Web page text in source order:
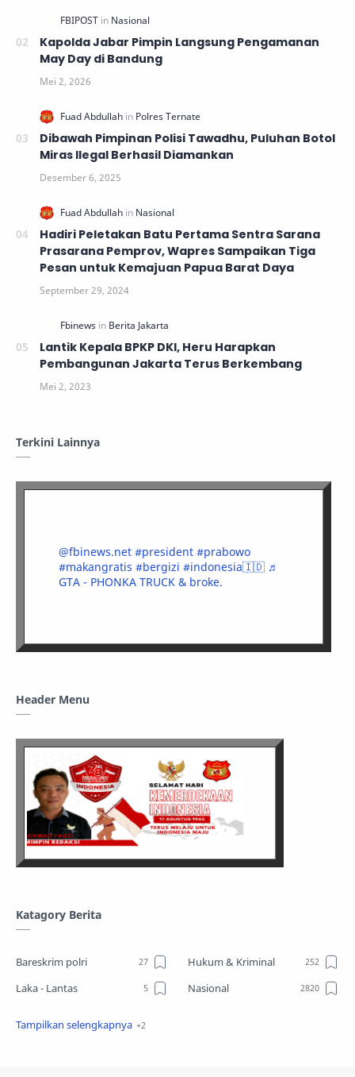
Kapolda Jabar Pimpin Langsung Pengamanan
May Day di Bandung
Dibawah Pimpinan Polisi Tawadhu, Puluhan Botol
Miras Ilegal Berhasil Diamankan
Hadiri Peletakan Batu Pertama Sentra Sarana
Prasarana Pemprov, Wapres Sampaikan Tiga
Pesan untuk Kemajuan Papua Barat Daya
Lantik Kepala BPKP DKI, Heru Harapkan
Pembangunan Jakarta Terus Berkembang
Terkini Lainnya
@fbinews.net #president #prabowo
#makangratis #bergizi #indonesia🇮🇩 ♬
GTA - PHONKA TRUCK & broke.
Header Menu
Katagory Berita
Bareskrim polri
Hukum & Kriminal
Laka - Lantas
Nasional